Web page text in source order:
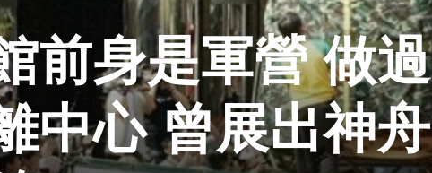
前身是軍營 做過
中心 曾展出神舟